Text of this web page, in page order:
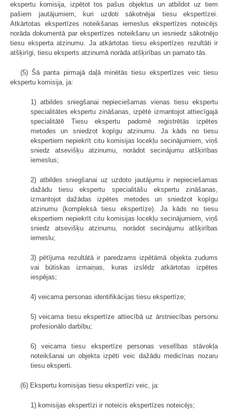
ekspertu komisija, izpētot tos pašus objektus un atbildot uz tiem
pašiem jautājumiem, kuri uzdoti sākotnējai tiesu ekspertīzei.
Atkārtotas ekspertīzes noteikšanas iemeslus ekspertīzes noteicējs
norāda dokumentā par ekspertīzes noteikšanu un iesniedz sākotnējo
tiesu eksperta atzinumu. Ja atkārtotas tiesu ekspertīzes rezultāti ir
atšķirīgi, tiesu eksperts atzinumā norāda atšķirības un pamato tās.
(5) Šā panta pirmajā daļā minētās tiesu ekspertīzes veic tiesu
ekspertu komisija, ja:
1) atbildes sniegšanai nepieciešamas vienas tiesu ekspertu
specialitātes ekspertu zināšanas, izpētē izmantojot attiecīgajā
specialitātē Tiesu ekspertu padomē reģistrētās izpētes
metodes un sniedzot kopīgu atzinumu. Ja kāds no tiesu
ekspertiem nepiekrīt citu komisijas locekļu secinājumiem, viņš
sniedz atsevišķu atzinumu, norādot secinājumu atšķirības
iemeslus;
2) atbildes sniegšanai uz uzdoto jautājumu ir nepieciešamas
dažādu tiesu ekspertu specialitāšu ekspertu zināšanas,
izmantojot dažādas izpētes metodes un sniedzot kopīgu
atzinumu (kompleksā tiesu ekspertīze). Ja kāds no tiesu
ekspertiem nepiekrīt citu komisijas locekļu secinājumiem, viņš
sniedz atsevišķu atzinumu, norādot secinājumu atšķirības
iemeslu;
3) pētījuma rezultātā ir paredzams izpētāmā objekta zudums
vai būtiskas izmaiņas, kuras izslēdz atkārtotas izpētes
iespējas;
4) veicama personas identifikācijas tiesu ekspertīze;
5) veicama tiesu ekspertīze attiecībā uz ārstniecības personu
profesionālo darbību;
6) veicama tiesu ekspertīze personas veselības stāvokļa
noteikšanai un objekta izpēti veic dažādu medicīnas nozaru
tiesu eksperti.
(6) Ekspertu komisijas tiesu ekspertīzi veic, ja:
1) komisijas ekspertīzi ir noteicis ekspertīzes noteicējs;